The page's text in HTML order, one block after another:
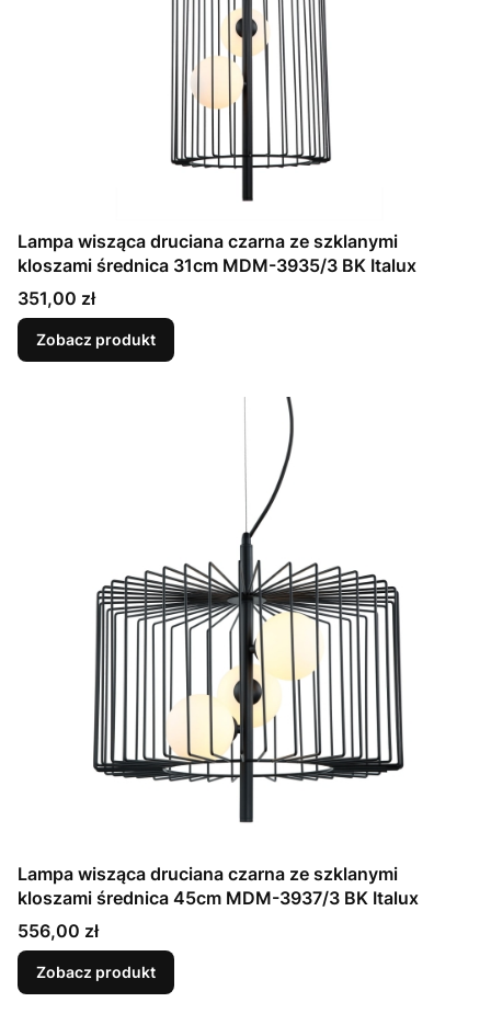
Lampa wisząca druciana czarna ze szklanymi
kloszami średnica 31cm MDM-3935/3 BK Italux
Cena
351,00 zł
Zobacz produkt
Lampa wisząca druciana czarna ze szklanymi
kloszami średnica 45cm MDM-3937/3 BK Italux
Cena
556,00 zł
Zobacz produkt